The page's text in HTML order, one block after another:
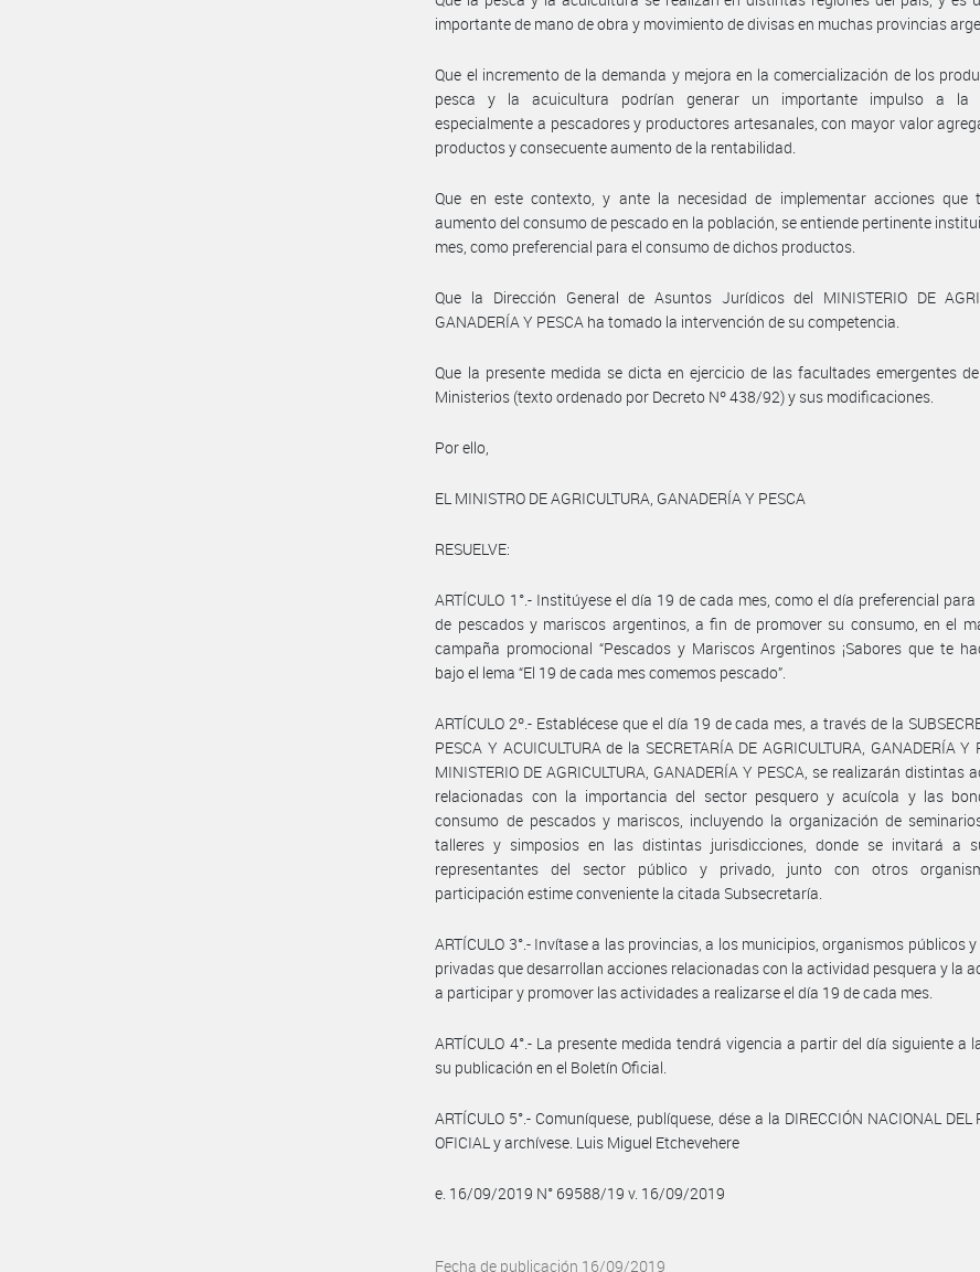
importante de mano de obra y movimiento de divisas en muchas provincias
Que el incremento de la demanda y mejora en la comercialización de los
pesca y la acuicultura podrían generar un importante impulso a la
especialmente a pescadores y productores artesanales, con mayor valor
productos y consecuente aumento de la rentabilidad.
Que en este contexto, y ante la necesidad de implementar acciones que
aumento del consumo de pescado en la población, se entiende pertinente
mes, como preferencial para el consumo de dichos productos.
Que la Dirección General de Asuntos Jurídicos del MINISTERIO DE
GANADERÍA Y PESCA ha tomado la intervención de su competencia.
Que la presente medida se dicta en ejercicio de las facultades emergentes
Ministerios (texto ordenado por Decreto Nº 438/92) y sus modificaciones.
Por ello,
EL MINISTRO DE AGRICULTURA, GANADERÍA Y PESCA
RESUELVE:
ARTÍCULO 1°.- Institúyese el día 19 de cada mes, como el día preferencial
de pescados y mariscos argentinos, a fin de promover su consumo, en el
campaña promocional “Pescados y Mariscos Argentinos ¡Sabores que te
bajo el lema “El 19 de cada mes comemos pescado”.
ARTÍCULO 2º.- Establécese que el día 19 de cada mes, a través de la
PESCA Y ACUICULTURA de la SECRETARÍA DE AGRICULTURA, GANADERÍA Y
MINISTERIO DE AGRICULTURA, GANADERÍA Y PESCA, se realizarán distintas
relacionadas con la importancia del sector pesquero y acuícola y las
consumo de pescados y mariscos, incluyendo la organización de
talleres y simposios en las distintas jurisdicciones, donde se invitará a
representantes del sector público y privado, junto con otros
participación estime conveniente la citada Subsecretaría.
ARTÍCULO 3°.- Invítase a las provincias, a los municipios, organismos públicos
privadas que desarrollan acciones relacionadas con la actividad pesquera y la
a participar y promover las actividades a realizarse el día 19 de cada mes.
ARTÍCULO 4°.- La presente medida tendrá vigencia a partir del día siguiente a
su publicación en el Boletín Oficial.
ARTÍCULO 5°.- Comuníquese, publíquese, dése a la DIRECCIÓN NACIONAL DEL
OFICIAL y archívese. Luis Miguel Etchevehere
e. 16/09/2019 N° 69588/19 v. 16/09/2019
Fecha de publicación 16/09/2019